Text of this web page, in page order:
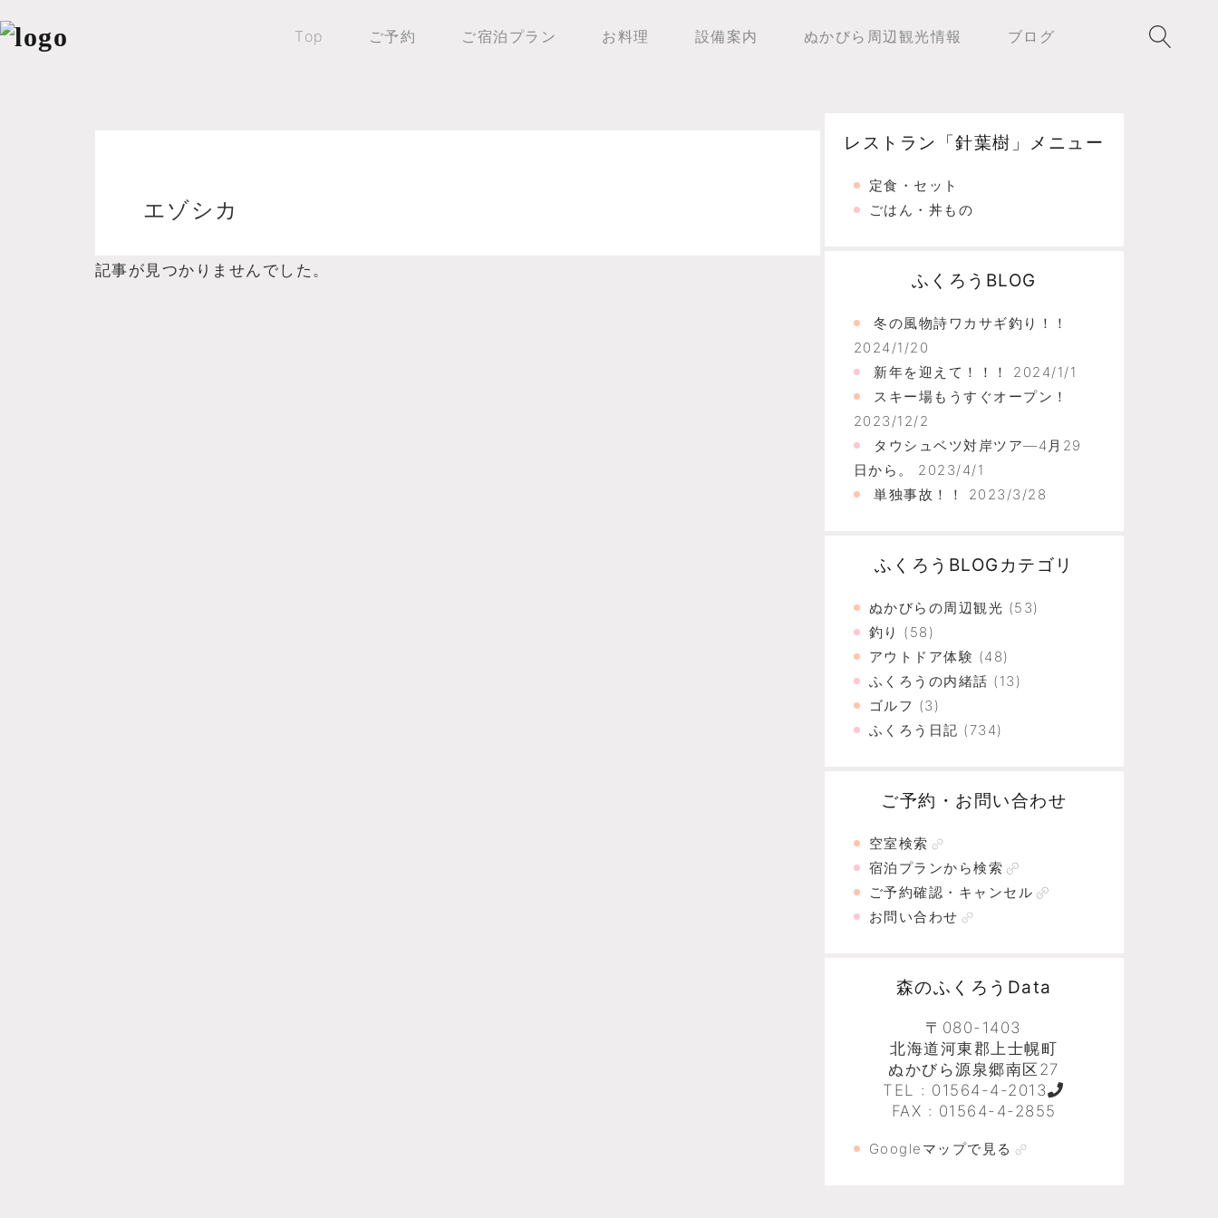
Top ご予約 ご宿泊プラン お料理 設備案内 ぬかびら周辺観光情報 ブログ
エゾシカ
記事が見つかりませんでした。
レストラン「針葉樹」メニュー
定食・セット
ごはん・丼もの
ふくろうBLOG
冬の風物詩ワカサギ釣り！！
2024/1/20
新年を迎えて！！！
2024/1/1
スキー場もうすぐオープン！
2023/12/2
タウシュベツ対岸ツア―4月29
日から。
2023/4/1
単独事故！！
2023/3/28
ふくろうBLOGカテゴリ
ぬかびらの周辺観光 (53)
釣り (58)
アウトドア体験 (48)
ふくろうの内緒話 (13)
ゴルフ (3)
ふくろう日記 (734)
ご予約・お問い合わせ
空室検索
宿泊プランから検索
ご予約確認・キャンセル
お問い合わせ
森のふくろうData
〒080-1403
北海道河東郡上士幌町
ぬかびら源泉郷南区27
TEL : 01564-4-2013
FAX : 01564-4-2855
Googleマップで見る